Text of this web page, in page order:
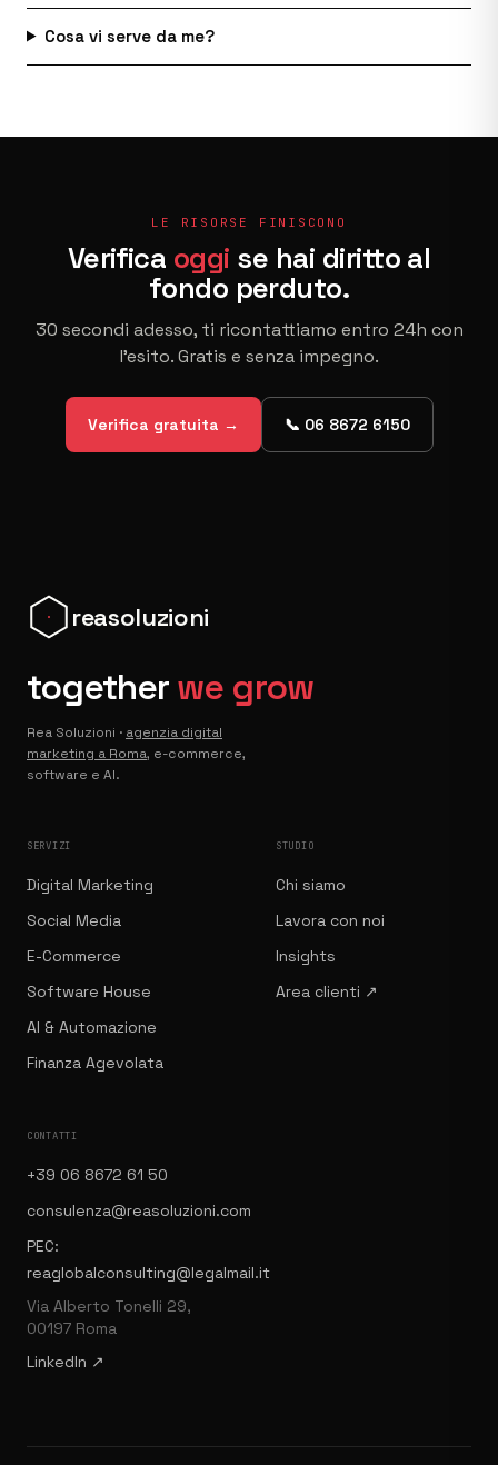
Cosa vi serve da me?
LE RISORSE FINISCONO
Verifica oggi se hai diritto al
fondo perduto.
30 secondi adesso, ti ricontattiamo entro 24h con
l'esito. Gratis e senza impegno.
Verifica gratuita → 📞 06 8672 6150
reasoluzioni
together we grow
Rea Soluzioni · agenzia digital
marketing a Roma, e-commerce,
software e AI.
SERVIZI
Digital Marketing
Social Media
E-Commerce
Software House
AI & Automazione
Finanza Agevolata
STUDIO
Chi siamo
Lavora con noi
Insights
Area clienti ↗
CONTATTI
+39 06 8672 61 50
consulenza@reasoluzioni.com
PEC:
reaglobalconsulting@legalmail.it
Via Alberto Tonelli 29,
00197 Roma
LinkedIn ↗